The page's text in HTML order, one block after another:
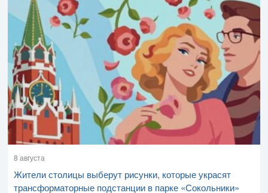
8 августа
Жители столицы выберут рисунки, которые украсят
трансформаторные подстанции в парке «Сокольники»